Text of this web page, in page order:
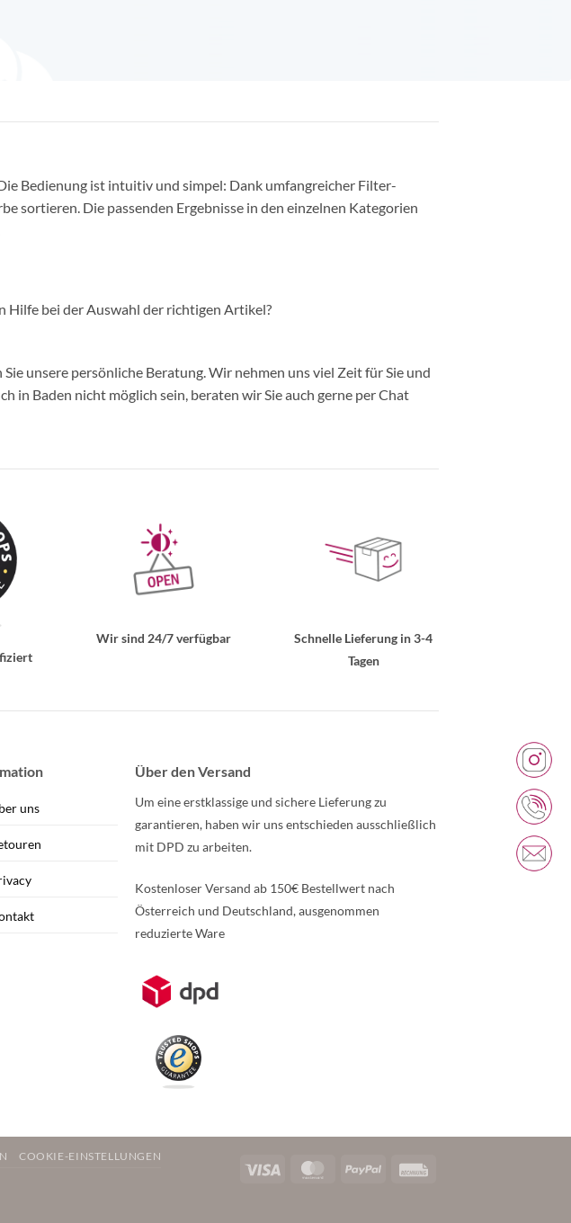
Bedienung ist intuitiv und simpel: Dank umfangreicher Filter-
sortieren. Die passenden Ergebnisse in den einzelnen Kategorien
Hilfe bei der Auswahl der richtigen Artikel?
unsere persönliche Beratung. Wir nehmen uns viel Zeit für Sie und
in Baden nicht möglich sein, beraten wir Sie auch gerne per Chat
Wir sind 24/7 verfügbar
Schnelle Lieferung in 3-4
Tagen
uns
Über den Versand
Um eine erstklassige und sichere Lieferung zu
garantieren, haben wir uns entschieden ausschließlich
mit DPD zu arbeiten.
Kostenloser Versand ab 150€ Bestellwert nach
Österreich und Deutschland, ausgenommen
reduzierte Ware
Weitere Informationen über den gesperrten Inhalt.
Visa MasterCardPayPal
COOKIE-EINSTELLUNGEN